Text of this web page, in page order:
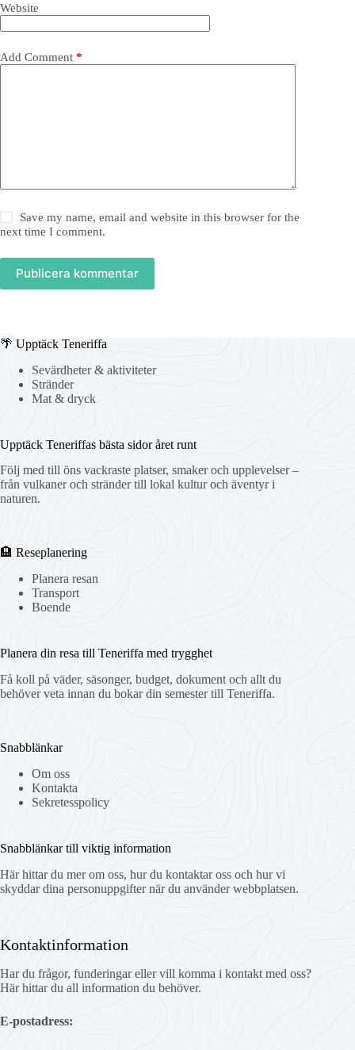
Website
Add Comment *
Save my name, email and website in this browser for the
next time I comment.
Publicera kommentar
🌴 Upptäck Teneriffa
Sevärdheter & aktiviteter
Stränder
Mat & dryck
Upptäck Teneriffas bästa sidor året runt
Följ med till öns vackraste platser, smaker och upplevelser –
från vulkaner och stränder till lokal kultur och äventyr i
naturen.
🏨 Reseplanering
Planera resan
Transport
Boende
Planera din resa till Teneriffa med trygghet
Få koll på väder, säsonger, budget, dokument och allt du
behöver veta innan du bokar din semester till Teneriffa.
Snabblänkar
Om oss
Kontakta
Sekretesspolicy
Snabblänkar till viktig information
Här hittar du mer om oss, hur du kontaktar oss och hur vi
skyddar dina personuppgifter när du använder webbplatsen.
Kontaktinformation
Har du frågor, funderingar eller vill komma i kontakt med oss?
Här hittar du all information du behöver.
E-postadress: